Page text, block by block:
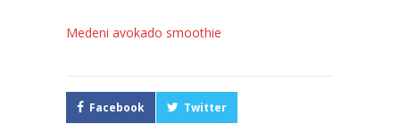
Medeni avokado smoothie
Facebook Twitter